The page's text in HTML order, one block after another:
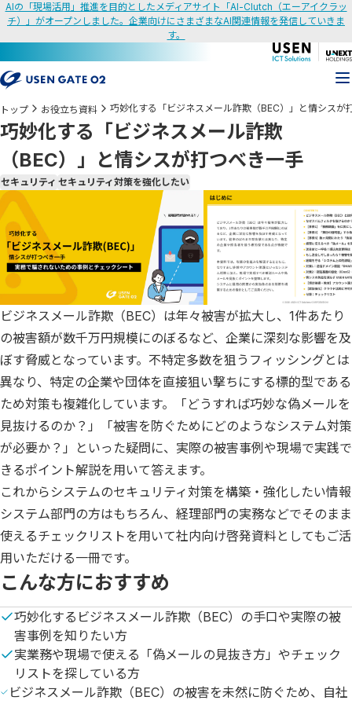
AIの「現場活用」推進を目的としたメディアサイト「AI-Clutch（エーアイクラッ
チ）」がオープンしました。企業向けにさまざまなAI関連情報を発信していきま
す。
トップ お役立ち資料 巧妙化する「ビジネスメール詐欺（BEC）」と情シスが
巧妙化する「ビジネスメール詐欺
（BEC）」と情シスが打つべき一手
セキュリティ セキュリティ対策を強化したい
ビジネスメール詐欺（BEC）は年々被害が拡大し、1件あたり
の被害額が数千万円規模にのぼるなど、企業に深刻な影響を及
ぼす脅威となっています。不特定多数を狙うフィッシングとは
異なり、特定の企業や団体を直接狙い撃ちにする標的型である
ため対策も複雑化しています。「どうすれば巧妙な偽メールを
見抜けるのか？」「被害を防ぐためにどのようなシステム対策
が必要か？」といった疑問に、実際の被害事例や現場で実践で
きるポイント解説を用いて答えます。
これからシステムのセキュリティ対策を構築・強化したい情報
システム部門の方はもちろん、経理部門の実務などでそのまま
使えるチェックリストを用いて社内向け啓発資料としてもご活
用いただける一冊です。
こんな方におすすめ
巧妙化するビジネスメール詐欺（BEC）の手口や実際の被
害事例を知りたい方
実業務や現場で使える「偽メールの見抜き方」やチェック
リストを探している方
ビジネスメール詐欺（BEC）の被害を未然に防ぐため、自社